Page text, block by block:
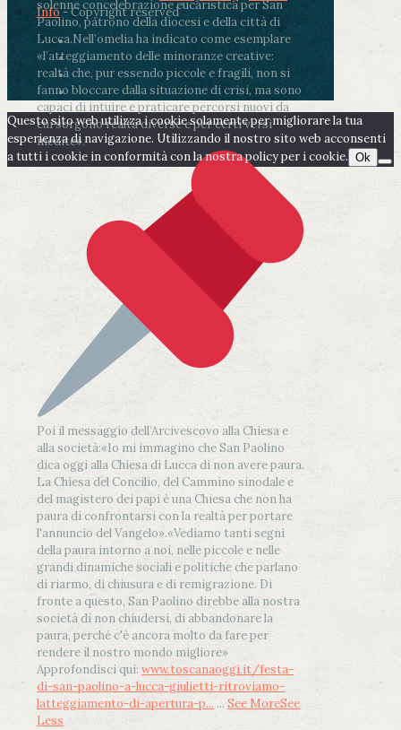
solenne concelebrazione eucaristica per San
Paolino, patrono della diocesi e della città di
Lucca.Nell’omelia ha indicato come esemplare
«l’atteggiamento delle minoranze creative:
realtà che, pur essendo piccole e fragili, non si
fanno bloccare dalla situazione di crisi, ma sono
capaci di intuire e praticare percorsi nuovi da
cui sorgono realtà diverse e per certi versi
inedite».
Poi il messaggio dell’Arcivescovo alla Chiesa e
alla società:«Io mi immagino che San Paolino
dica oggi alla Chiesa di Lucca di non avere paura.
La Chiesa del Concilio, del Cammino sinodale e
del magistero dei papi è una Chiesa che non ha
paura di confrontarsi con la realtà per portare
l'annuncio del Vangelo».«Vediamo tanti segni
della paura intorno a noi, nelle piccole e nelle
grandi dinamiche sociali e politiche che parlano
di riarmo, di chiusura e di remigrazione. Di
fronte a questo, San Paolino direbbe alla nostra
società di non chiudersi, di abbandonare la
paura, perché c'è ancora molto da fare per
rendere il nostro mondo migliore»
Approfondisci qui: www.toscanaoggi.it/festa-
di-san-paolino-a-lucca-giulietti-ritroviamo-
latteggiamento-di-apertura-p... ... See MoreSee
Less
Info- Copyright reserved
Questo sito web utilizza i cookie solamente per migliorare la tua
esperienza di navigazione. Utilizzando il nostro sito web acconsenti
a tutti i cookie in conformità con la nostra policy per i cookie. Ok